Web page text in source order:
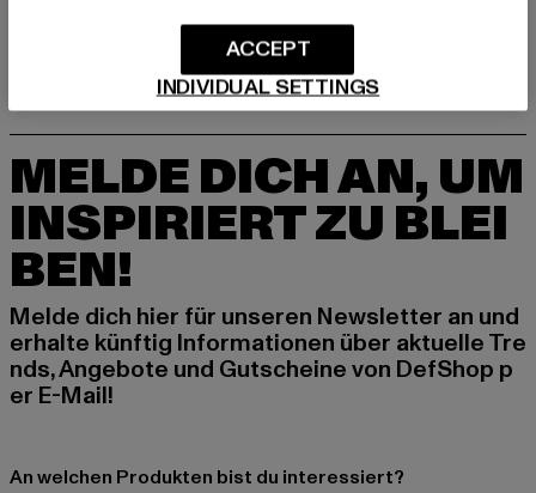
MELDE DICH AN, UM
INSPIRIERT ZU BLEI
BEN!
Melde dich hier für unseren Newsletter an und
erhalte künftig Informationen über aktuelle Tre
nds, Angebote und Gutscheine von DefShop p
er E-Mail!
An welchen Produkten bist du interessiert?
INDIVIDUAL SETTINGS
ACCEPT